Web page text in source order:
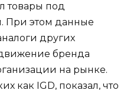
товары под
При этом данные
других
бренда
на рынке.
как IGD, показал, что